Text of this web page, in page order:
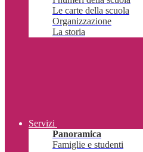
Le carte della scuola
Organizzazione
La storia
Servizi
Panoramica
Famiglie e studenti